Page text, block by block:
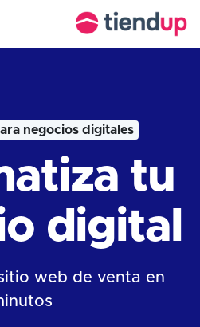
negocios digitales
tu
digital
web de venta en